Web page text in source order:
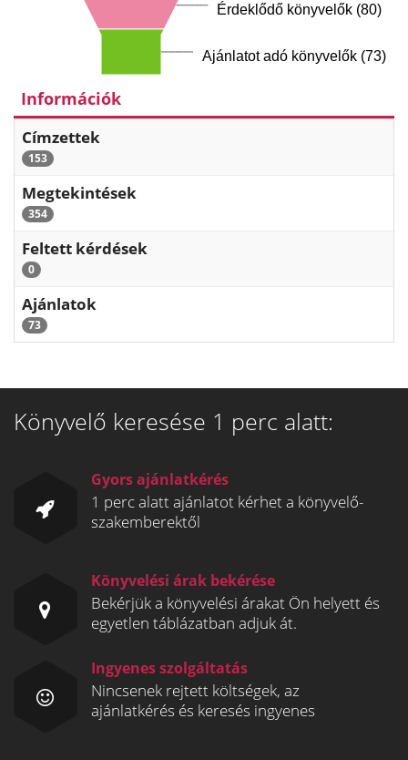
Érdeklődő könyvelők (80)
Ajánlatot adó könyvelők (73)
Információk
Címzettek
153
Megtekintések
354
Feltett kérdések
0
Ajánlatok
73
Könyvelő keresése 1 perc alatt:
Gyors ajánlatkérés
1 perc alatt ajánlatot kérhet a könyvelő-
szakemberektől
Könyvelési árak bekérése
Bekérjük a könyvelési árakat Ön helyett és
egyetlen táblázatban adjuk át.
Ingyenes szolgáltatás
Nincsenek rejtett költségek, az
ajánlatkérés és keresés ingyenes